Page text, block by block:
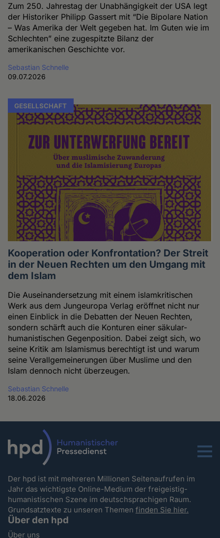
Zum 250. Jahrestag der Unabhängigkeit der USA legt
der Historiker Philipp Gassert mit “Die Bipolare Nation
– Was Amerika der Welt gegeben hat. Im Guten wie im
Schlechten” eine zugespitzte Bilanz der
amerikanischen Geschichte vor.
Sebastian Schnelle
09.07.2026
GESELLSCHAFT
Kooperation oder Konfrontation? Der Streit
in der Neuen Rechten um den Umgang mit
dem Islam
Die Auseinandersetzung mit einem islamkritischen
Werk aus dem Jungeuropa Verlag eröffnet nicht nur
einen Einblick in die Debatten der Neuen Rechten,
sondern schärft auch die Konturen einer säkular-
humanistischen Gegenposition. Dabei zeigt sich, wo
seine Kritik am Islamismus berechtigt ist und warum
seine Verallgemeinerungen über Muslime und den
Islam dennoch nicht überzeugen.
Sebastian Schnelle
18.06.2026
Menu
Der hpd ist mit mehreren Millionen Seitenaufrufen im
Jahr das wichtigste Online-Medium der freigeistig-
humanistischen Szene im deutschsprachigen Raum.
Grundsatztexte zu unseren Themenfinden Sie hier.
Über den hpd
Über uns